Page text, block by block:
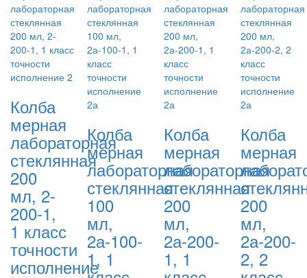
Колба
мерная
лабораторная
стеклянная
200
мл, 2-
200-1,
1 класс
точности
исполнение
Колба
мерная
лабораторная
стеклянная
100
мл,
2а-100-
1, 1
Колба
мерная
лабораторная
стеклянная
200
мл,
2а-200-
1, 1
Колба
мерная
200
мл,
2а-200-
2, 2